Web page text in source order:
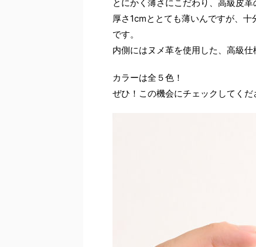
とにかく薄さにこだわり、高級皮
厚さ1cmととても薄いんですが、
です。
内側にはヌメ革を使用した、高級仕
カラーは全５色！
ぜひ！この機会にチェックしてくだ